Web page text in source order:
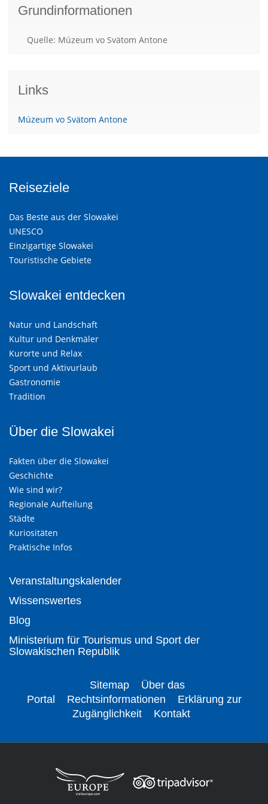
Grundinformationen
Quelle: Múzeum vo Svätom Antone
Links
Múzeum vo Svätom Antone
Reiseziele
Das Beste aus der Slowakei
UNESCO
Einzigartige Slowakei
Touristische Gebiete
Slowakei entdecken
Natur und Landschaft
Kultur und Denkmäler
Kurorte und Relax
Sport und Aktivurlaub
Gastronomie
Tradition
Über die Slowakei
Fakten über die Slowakei
Geschichte
Wie sind wir?
Regionale Aufteilung
Städte
Kuriositäten
Praktische Infos
Veranstaltungskalender
Wissenswertes
Blog
Ministerium für Tourismus und Sport der
Slowakischen Republik
Sitemap
Über das
Portal
Rechtsinformationen
Erklärung zur
Zugänglichkeit
Kontakt